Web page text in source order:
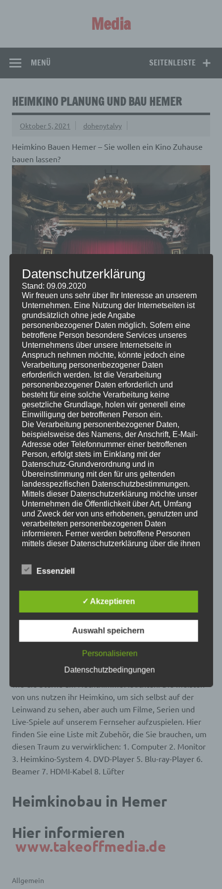
Media
SEITENLEISTE
MENÜ
HEIMKINO PLANUNG UND BAU HEMER
Oktober 5, 2021 dohenytalvy
Heimkino Bauen Hemer – Sie wollen ein Kino Zuhause
bauen lassen?
Es gibt noch lange kein entscheidendes Argument für
oder gegen das Fernsehen, einige Experten meinen,
dass wir uns anderen Freizeitbeschäftigungen
zuwenden sollten. Wenn Sie Fernsehen noch immer
entspannend finden, könnten Sie sich doch ein eigenes
Heimkino anschaffen.
Hier informieren
sehr populärer Trend in unserer modernen, teilweise
Bildern von Wasserfällen bedeckt, während wir auf
einem Sofa liegen, auf dem Boden liegen blaue
schweben wir in unserem Wohnzimmer – wenn wir
nicht gerade aus dem Fenster unseres Hauses schauen,
von uns nutzen ihr Heimkino, um sich selbst auf der
Leinwand zu sehen, aber auch um Filme, Serien und
Live-Spiele auf unserem Fernseher aufzuspielen. Hier
finden Sie eine Liste mit Zubehör, die Sie brauchen, um
diesen Traum zu verwirklichen: 1. Computer 2. Monitor
3. Heimkino-System 4. DVD-Player 5. Blu-ray-Player 6.
Beamer 7. HDMI-Kabel 8. Lüfter
Heimkinobau in Hemer
Hier informieren
www.takeoffmedia.de
Allgemein
Datenschutzerklärung
Stand: 09.09.2020
Wir freuen uns sehr über Ihr Interesse an unserem
Unternehmen. Eine Nutzung der Internetseiten ist
grundsätzlich ohne jede Angabe
personenbezogener Daten möglich. Sofern eine
betroffene Person besondere Services unseres
Unternehmens über unsere Internetseite in
Anspruch nehmen möchte, könnte jedoch eine
Verarbeitung personenbezogener Daten
erforderlich werden. Ist die Verarbeitung
personenbezogener Daten erforderlich und
besteht für eine solche Verarbeitung keine
gesetzliche Grundlage, holen wir generell eine
Einwilligung der betroffenen Person ein.
Die Verarbeitung personenbezogener Daten,
beispielsweise des Namens, der Anschrift, E-Mail-
Adresse oder Telefonnummer einer betroffenen
Person, erfolgt stets im Einklang mit der
Datenschutz-Grundverordnung und in
Übereinstimmung mit den für uns geltenden
landesspezifischen Datenschutzbestimmungen.
Mittels dieser Datenschutzerklärung möchte unser
Unternehmen die Öffentlichkeit über Art, Umfang
und Zweck der von uns erhobenen, genutzten und
verarbeiteten personenbezogenen Daten
informieren. Ferner werden betroffene Personen
mittels dieser Datenschutzerklärung über die ihnen
Wir haben als für die Verarbeitung Verantwortlicher
zahlreiche technische und organisatorische
lückenlosen Schutz der über diese Internetseite
verarbeiteten personenbezogenen Daten
sicherzustellen. Dennoch können Internetbasierte
Datenübertragungen grundsätzlich
Sicherheitslücken aufweisen, sodass ein absoluter
Schutz nicht gewährleistet werden kann. Aus
diesem Grund steht es jeder betroffenen Person
alternativen Wegen, beispielsweise telefonisch, an
Begriffsbestimmungen
Die Datenschutzerklärung beruht auf den
Begrifflichkeiten, die durch den Europäischen
Richtlinien- und Verordnungsgeber beim Erlass
der Datenschutz-Grundverordnung (DS-GVO)
verwendet wurden. Unsere Datenschutzerklärung
soll sowohl für die Öffentlichkeit als auch für
unsere Kunden und Geschäftspartner einfach
Begrifflichkeiten erläutern.
Wir verwenden in dieser Datenschutzerklärung
a) personenbezogene Daten
die sich auf eine identifizierte oder identifizierbare
Essenziell
✓ Akzeptieren
Auswahl speichern
Personalisieren
Datenschutzbedingungen